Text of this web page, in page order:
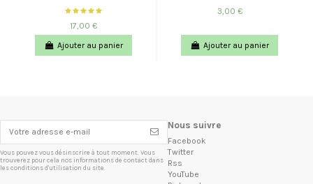
17,00 €
Ajouter au panier
3,00 €
Ajouter au panier
Vous pouvez vous désinscrire à tout moment. Vous
trouverez pour cela nos informations de contact dans
les conditions d'utilisation du site.
Nous suivre
Facebook
Twitter
Rss
YouTube